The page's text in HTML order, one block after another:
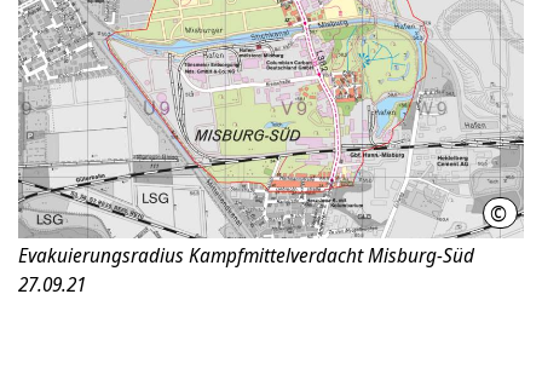
©
Evakuierungsradius Kampfmittelverdacht Misburg-Süd
27.09.21